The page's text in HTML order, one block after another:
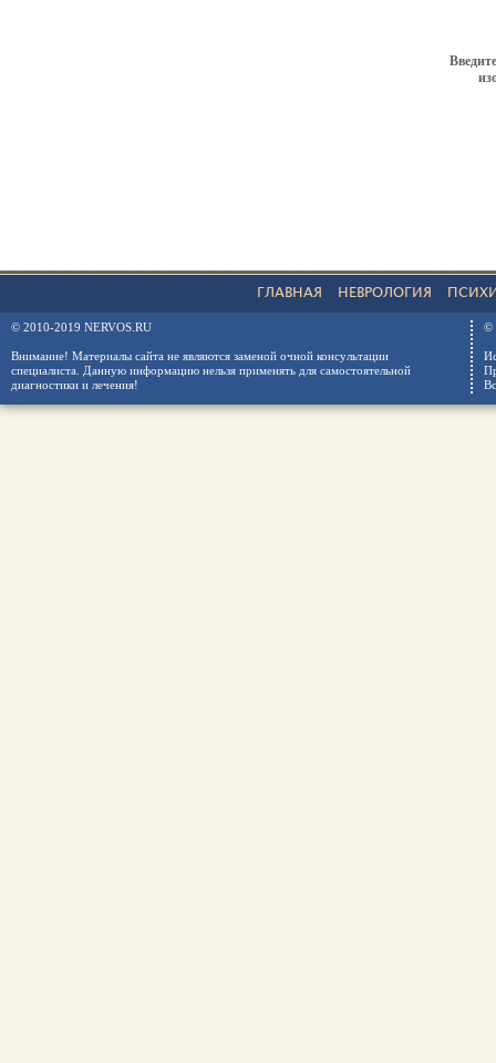
ГЛАВНАЯ НЕВРОЛОГИЯ
© 2010-2019 NERVOS.RU
Внимание! Материалы сайта не являются заменой очной консультации
специалиста. Данную информацию нельзя применять для самостоятельной
диагностики и лечения!
©